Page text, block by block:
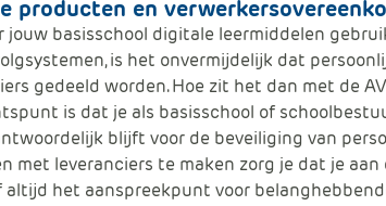
producten en
jouw basisschool digitale leermiddelen
is het onvermijdelijk dat
gedeeld worden.Hoe zit het dan met de
is dat je als basisschool of
blijft voor de beveiliging van
met leveranciers te maken zorg je dat je aan
altijd het aanspreekpunt voor